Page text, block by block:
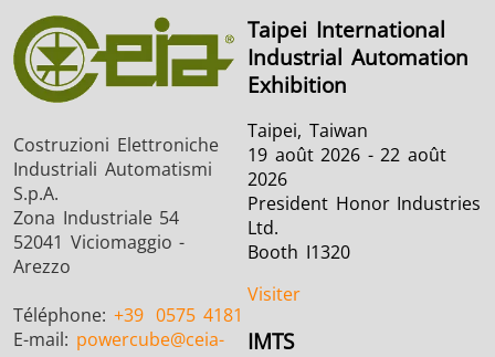
Costruzioni Elettroniche
Industriali Automatismi
S.p.A.
Zona Industriale 54
52041 Viciomaggio -
Arezzo
Téléphone: +39 0575 4181
E-mail: powercube@ceia-
Taipei International
Industrial Automation
Exhibition
Taipei, Taiwan
19 août 2026 - 22 août
2026
President Honor Industries
Ltd.
Booth I1320
Visiter
IMTS